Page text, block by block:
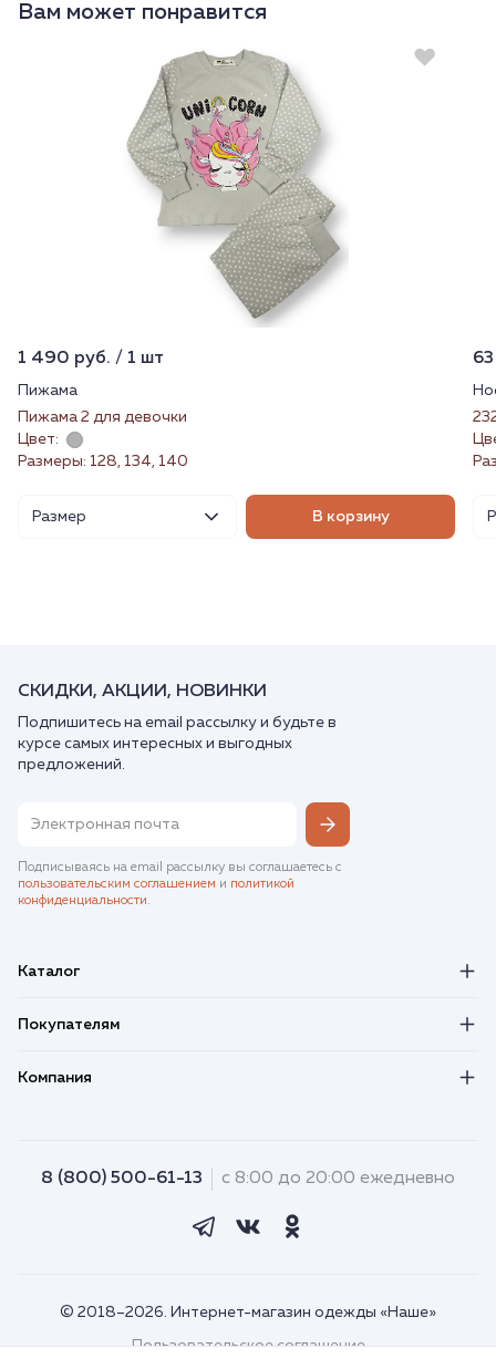
Вам может понравится
1 490 руб. / 1 шт
Пижама
Пижама 2 для девочки
Цвет:
Размеры: 128, 134, 140
Размер В корзину
СКИДКИ, АКЦИИ, НОВИНКИ
Подпишитесь на email рассылку и будьте в
курсе самых интересных и выгодных
предложений.
Подписываясь на email рассылку вы соглашаетесь с
пользовательским соглашением и политикой
конфиденциальности.
Каталог
Покупателям
Компания
8 (800) 500-61-13 с 8:00 до 20:00 ежедневно
© 2018–2026. Интернет-магазин одежды «Наше»
Пользовательское соглашение